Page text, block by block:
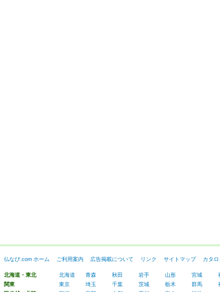
仏なび.com ホーム ご利用案内 広告掲載について リンク サイトマップ カタ
北海道・東北 北海道 青森 秋田 岩手 山形 宮城
関東
東京 埼玉 千葉 茨城 栃木 群馬